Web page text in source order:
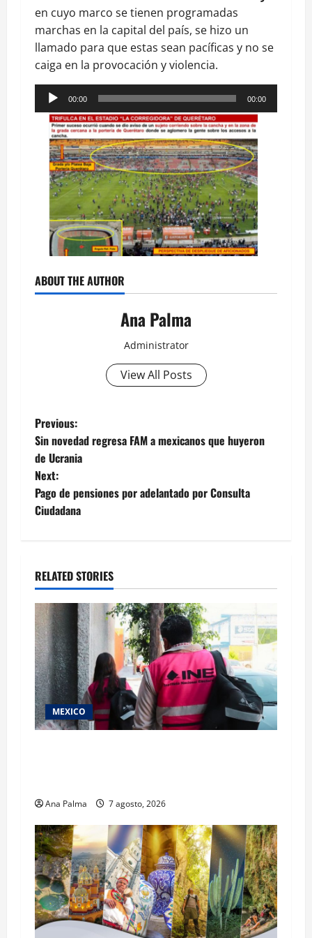
en cuyo marco se tienen programadas
marchas en la capital del país, se hizo un
llamado para que estas sean pacíficas y no se
caiga en la provocación y violencia.
Reproductor
de
audio
00:00 00:00
ABOUT THE AUTHOR
Ana Palma
Administrator
View All Posts
Post
navigation
Previous:
Sin novedad regresa FAM a mexicanos que huyeron
de Ucrania
Next:
Pago de pensiones por adelantado por Consulta
Ciudadana
RELATED STORIES
MEXICO
Ana Palma 7 agosto, 2026